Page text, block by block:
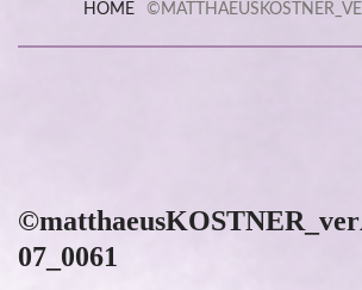
HOME
07_0061